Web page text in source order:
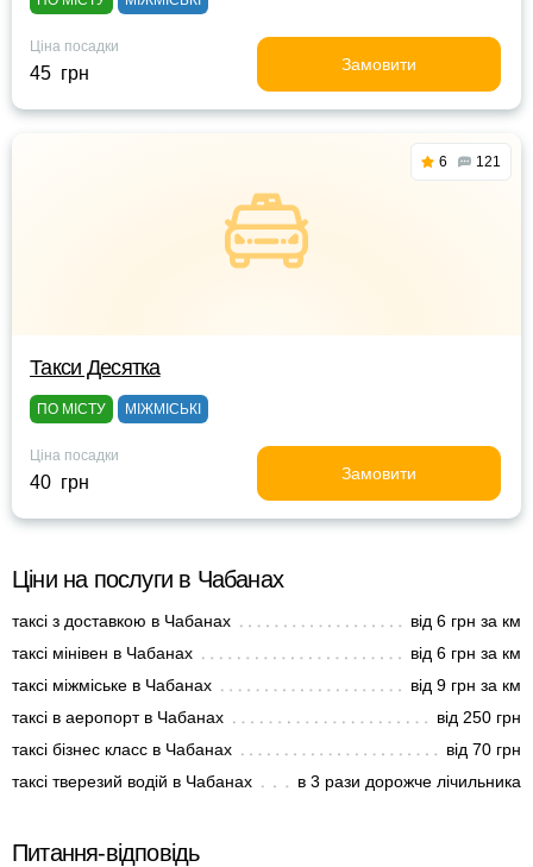
Ціна посадки
45 грн Замовити
6 121
Такси Десятка
ПО МІСТУ МІЖМІСЬКІ
Ціна посадки
40 грн Замовити
Ціни на послуги в Чабанах
таксі з доставкою в Чабанах
від 6 грн за км
таксі мінівен в Чабанах
від 6 грн за км
таксі міжміське в Чабанах
від 9 грн за км
таксі в аеропорт в Чабанах
від 250 грн
таксі бізнес класс в Чабанах
від 70 грн
таксі тверезий водій в Чабанах
в 3 рази дорожче лічильника
Питання-відповідь